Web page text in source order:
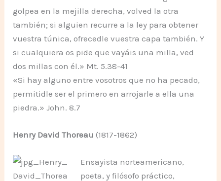
golpea en la mejilla derecha, volved la otra
también; si alguien recurre a la ley para obtener
vuestra túnica, ofrecedle vuestra capa también. Y
si cualquiera os pide que vayáis una milla, ved
dos millas con él.» Mt. 5.38-41
«Si hay alguno entre vosotros que no ha pecado,
permitidle ser el primero en arrojarle a ella una
piedra.» John. 8.7
Henry David Thoreau (1817-1862)
Ensayista norteamericano,
poeta, y filósofo práctico,